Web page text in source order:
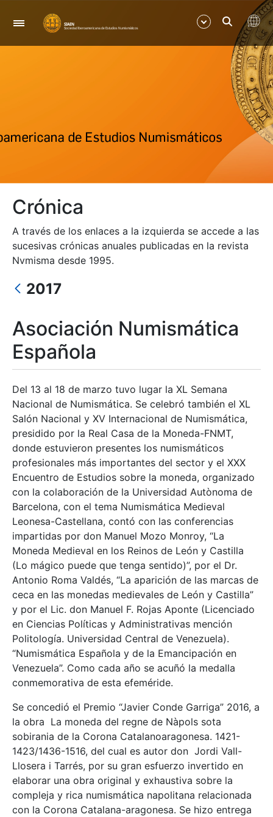
Nabigazioa
Erakutsi/Ezkutatu
Erakutsi/Ezkutatu
Crónica
A través de los enlaces a la izquierda se accede a las
sucesivas crónicas anuales publicadas en la revista
Nvmisma desde 1995.
2017
Asociación Numismática
Española
Del 13 al 18 de marzo tuvo lugar la XL Semana
Nacional de Numismática. Se celebró también el XL
Salón Nacional y XV Internacional de Numismática,
presidido por la Real Casa de la Moneda-FNMT,
donde estuvieron presentes los numismáticos
profesionales más importantes del sector y el XXX
Encuentro de Estudios sobre la moneda, organizado
con la colaboración de la Universidad Autònoma de
Barcelona, con el tema Numismática Medieval
Leonesa-Castellana, contó con las conferencias
impartidas por don Manuel Mozo Monroy, “La
Moneda Medieval en los Reinos de León y Castilla
(Lo mágico puede que tenga sentido)”, por el Dr.
Antonio Roma Valdés, “La aparición de las marcas de
ceca en las monedas medievales de León y Castilla”
y por el Lic. don Manuel F. Rojas Aponte (Licenciado
en Ciencias Políticas y Administrativas mención
Politología. Universidad Central de Venezuela).
“Numismática Española y de la Emancipación en
Venezuela”. Como cada año se acuñó la medalla
conmemorativa de esta efeméride.
Se concedió el Premio “Javier Conde Garriga” 2016, a
la obra La moneda del regne de Nàpols sota
sobirania de la Corona Catalanoaragonesa. 1421-
1423/1436-1516, del cual es autor don Jordi Vall-
Llosera i Tarrés, por su gran esfuerzo invertido en
elaborar una obra original y exhaustiva sobre la
compleja y rica numismática napolitana relacionada
con la Corona Catalana-aragonesa. Se hizo entrega